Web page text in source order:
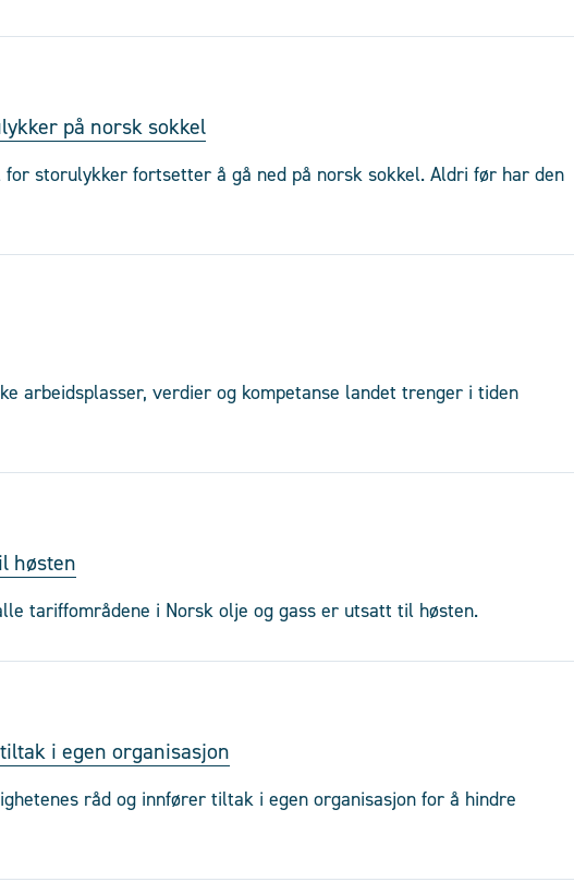
på norsk sokkel
storulykker fortsetter å gå ned på norsk sokkel. Aldri før har den
arbeidsplasser, verdier og kompetanse landet trenger i tiden
høsten
tariffområdene i Norsk olje og gass er utsatt til høsten.
i egen organisasjon
råd og innfører tiltak i egen organisasjon for å hindre